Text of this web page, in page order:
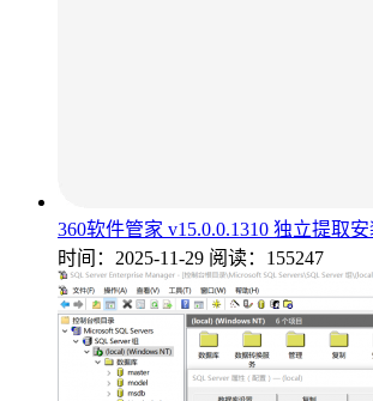
360软件管家 v15.0.0.1310 独立提取
时间：2025-11-29 阅读：155247